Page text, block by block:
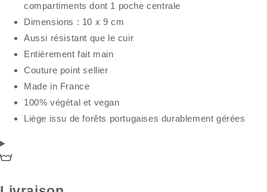
compartiments dont 1 poche centrale
Dimensions : 10 x 9 cm
Aussi résistant que le cuir
Entièrement fait main
Couture point sellier
Made in France
100% végétal et vegan
Liège issu de forêts portugaises durablement gérées